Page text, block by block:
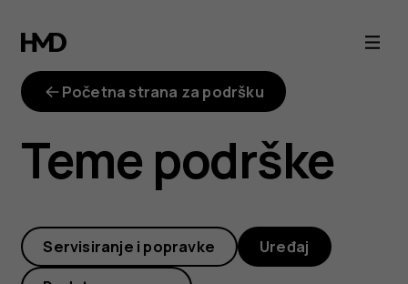
Kako
mogu
da
postavim
različite
Početna strana za podršku
Teme podrške
Servisiranje i popravke Uređaj